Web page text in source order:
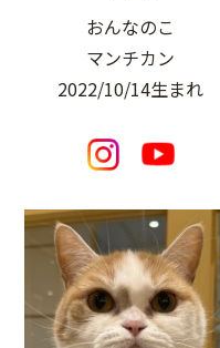
おんなのこ
マンチカン
2022/10/14生まれ